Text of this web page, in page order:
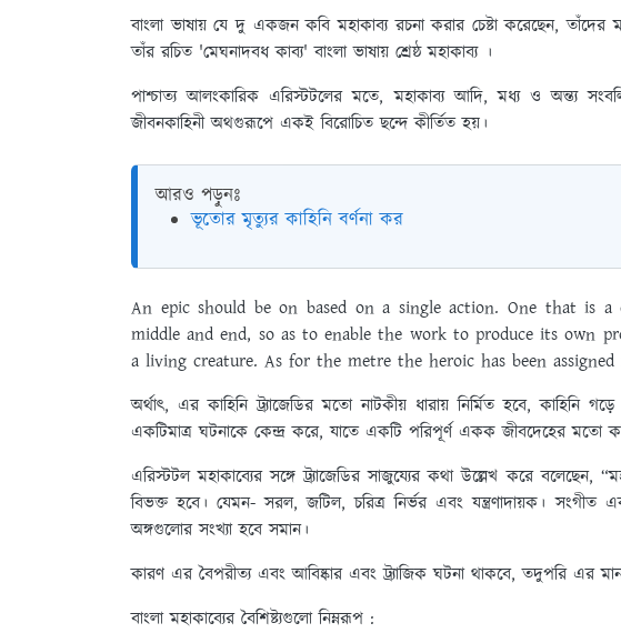
বাংলা ভাষায় যে দু একজন কবি মহাকাব্য রচনা করার চেষ্টা করেছেন, তাঁদের
তাঁর রচিত 'মেঘনাদবধ কাব্য' বাংলা ভাষায় শ্রেষ্ঠ মহাকাব্য ।
পাশ্চাত্য আলংকারিক এরিস্টটলের মতে, মহাকাব্য আদি, মধ্য ও অন্ত্য
জীবনকাহিনী অথগুরূপে একই বিরোচিত ছন্দে কীর্তিত হয়।
আরও পড়ুনঃ
ভূতোর মৃত্যুর কাহিনি বর্ণনা কর
An epic should be on based on a single action. One that is
middle and end, so as to enable the work to produce its own
a living creature. As for the metre the heroic has been
অর্থাৎ, এর কাহিনি ট্র্যাজেডির মতো নাটকীয় ধারায় নির্মিত হবে, কাহিনি
একটিমাত্র ঘটনাকে কেন্দ্র করে, যাতে একটি পরিপূর্ণ একক জীবদেহের মতো
এরিস্টটল মহাকাব্যের সঙ্গে ট্র্যাজেডির সাজুয্যের কথা উল্লেখ করে বলেছেন,
বিভক্ত হবে। যেমন- সরল, জটিল, চরিত্র নির্ভর এবং যন্ত্রণাদায়ক। সংগীত
অঙ্গগুলোর সংখ্যা হবে সমান।
কারণ এর বৈপরীত্য এবং আবিষ্কার এবং ট্র্যাজিক ঘটনা থাকবে, তদুপরি এর
বাংলা মহাকাব্যের বৈশিষ্ট্যগুলো নিম্নরূপ :